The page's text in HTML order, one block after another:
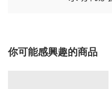
你可能感興趣的商品